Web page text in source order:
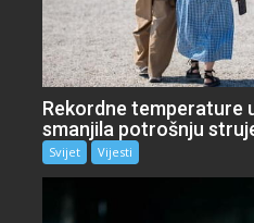
Rekordne temperature
smanjila potrošnju
Svijet Vijesti